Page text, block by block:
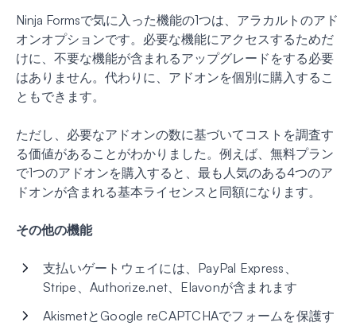
Ninja Formsで気に入った機能の1つは、アラカルトのアド
オンオプションです。必要な機能にアクセスするためだ
けに、不要な機能が含まれるアップグレードをする必要
はありません。代わりに、アドオンを個別に購入するこ
ともできます。
ただし、必要なアドオンの数に基づいてコストを調査す
る価値があることがわかりました。例えば、無料プラン
で1つのアドオンを購入すると、最も人気のある4つのア
ドオンが含まれる基本ライセンスと同額になります。
その他の機能
支払いゲートウェイには、PayPal Express、
Stripe、Authorize.net、Elavonが含まれます
AkismetとGoogle reCAPTCHAでフォームを保護す